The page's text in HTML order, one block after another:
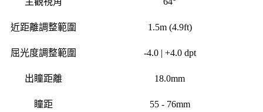
近距離調整範圍 1.5m (4.9ft)
屈光度調整範圍 -4.0 | +4.0dpt
出瞳距離 18.0mm
瞳距 55 - 76mm